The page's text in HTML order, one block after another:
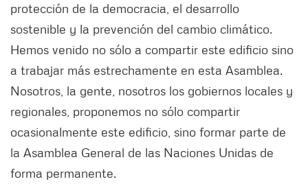
protección de la democracia, el desarrollo
sostenible y la prevención del cambio climático.
Hemos venido no sólo a compartir este edificio sino
a trabajar más estrechamente en esta Asamblea.
Nosotros, la gente, nosotros los gobiernos locales y
regionales, proponemos no sólo compartir
ocasionalmente este edificio, sino formar parte de
la Asamblea General de las Naciones Unidas de
forma permanente.